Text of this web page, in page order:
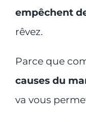
empêchent
rêvez.
Parce que
causes du
va vous